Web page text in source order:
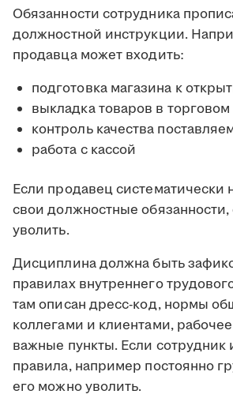
Обязанности сотрудника
должностной инструкции.
продавца может входить:
подготовка магазина к
выкладка товаров в торговом
контроль качества
работа с кассой
Если продавец систематически
свои должностные
уволить.
Дисциплина должна быть
правилах внутреннего
там описан дресс-код, нормы
коллегами и клиентами,
важные пункты. Если сотрудник
правила, например постоянно
его можно уволить.